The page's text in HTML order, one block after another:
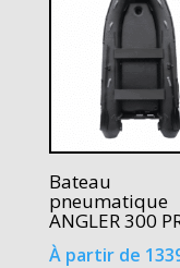
Bateau
pneumatique
ANGLER 300
À partir de